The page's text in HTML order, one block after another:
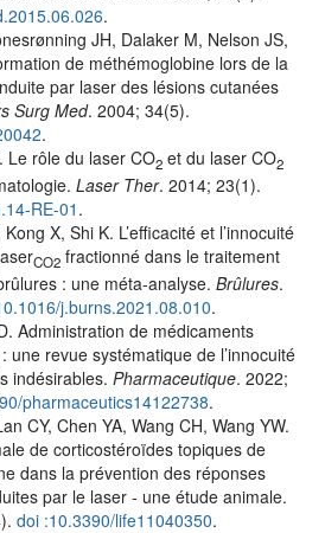
.
JH, Dalaker M, Nelson JS,
de méthémoglobine lors de la
par laser des lésions cutanées
Surg Med. 2004; 34(5).
.
Le rôle du laser CO2 et du laser CO2
Laser Ther. 2014; 23(1).
RE-01 .
X, Shi K. L’efficacité et l’innocuité
CO2 fractionné dans le traitement
: une méta-analyse. Brûlures.
j.burns.2021.08.010.
Administration de médicaments
une revue systématique de l’innocuité
indésirables. Pharmaceutique. 2022;
pharmaceutics14122738.
CY, Chen YA, Wang CH, Wang YW.
de corticostéroïdes topiques de
dans la prévention des réponses
par le laser - une étude animale.
doi :10.3390/life11040350.